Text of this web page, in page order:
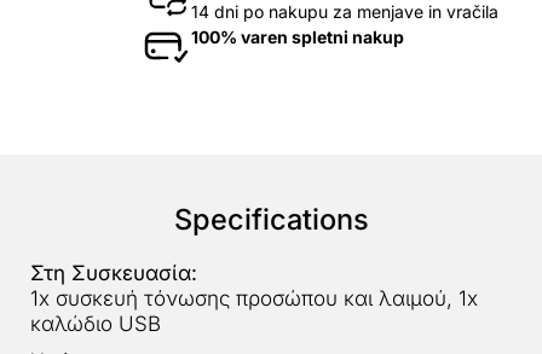
14 dni po nakupu za menjave in vračila
100% varen spletni nakup
Specifications
Στη Συσκευασία:
1x συσκευή τόνωσης προσώπου και λαιμού, 1x
καλώδιο USB